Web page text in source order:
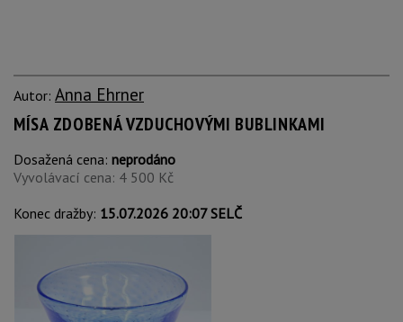
Autor: Anna Ehrner
MÍSA ZDOBENÁ VZDUCHOVÝMI BUBLINKAMI
Dosažená cena: neprodáno
Vyvolávací cena: 4 500 Kč
Konec dražby: 15.07.2026 20:07 SELČ